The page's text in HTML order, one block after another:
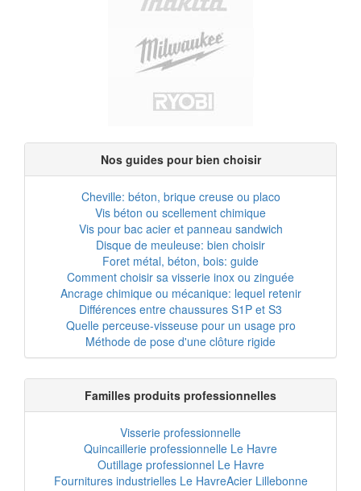
Nos guides pour bien choisir
Cheville: béton, brique creuse ou placo
Vis béton ou scellement chimique
Vis pour bac acier et panneau sandwich
Disque de meuleuse: bien choisir
Foret métal, béton, bois: guide
Comment choisir sa visserie inox ou zinguée
Ancrage chimique ou mécanique: lequel retenir
Différences entre chaussures S1P et S3
Quelle perceuse-visseuse pour un usage pro
Méthode de pose d'une clôture rigide
Familles produits professionnelles
Visserie professionnelle
Quincaillerie professionnelle Le Havre
Outillage professionnel Le Havre
Fournitures industrielles Le HavreAcier Lillebonne